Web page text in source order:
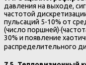
давления на выходе,
частотой
пульсаций 5-10% от
(число
30% и появление
распределительного